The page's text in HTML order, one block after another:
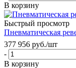
В корзину
Быстрый просмотр
Пневматическая
377 956 руб./шт
-
В корзину